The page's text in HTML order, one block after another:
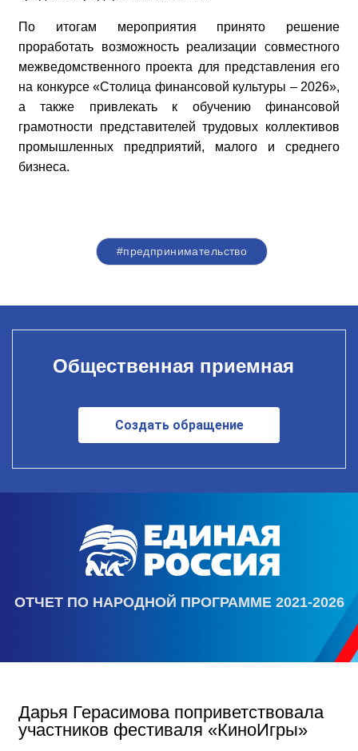
По итогам мероприятия принято решение
проработать возможность реализации совместного
межведомственного проекта для представления его
на конкурсе «Столица финансовой культуры – 2026»,
а также привлекать к обучению финансовой
грамотности представителей трудовых коллективов
промышленных предприятий, малого и среднего
бизнеса.
#предпринимательство
Общественная приемная
Создать обращение
ОТЧЕТ ПО НАРОДНОЙ ПРОГРАММЕ 2021-2026
Дарья Герасимова поприветствовала
участников фестиваля «КиноИгры»